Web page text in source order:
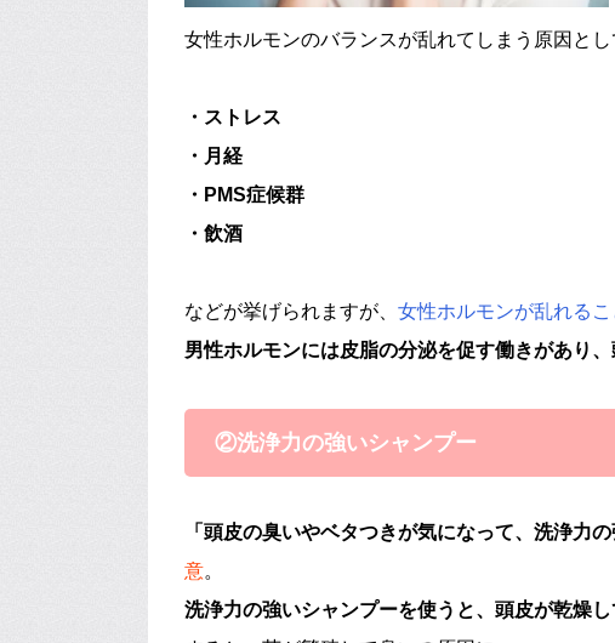
女性ホルモンのバランスが乱れてしまう原因とし
・ストレス
・月経
・PMS症候群
・飲酒
などが挙げられますが、 女性ホルモンが乱れる
男性ホルモンには皮脂の分泌を促す働きがあり
②洗浄力の強いシャンプー
「頭皮の臭いやベタつきが気になって、洗浄力
意。
洗浄力の強いシャンプーを使うと、頭皮が乾燥